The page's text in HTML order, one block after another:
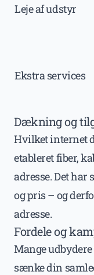
Leje af udstyr
Ekstra services
Dækning og
Hvilket internet
etableret fiber,
adresse. Det
og pris – og
adresse.
Fordele og
Mange
sænke din